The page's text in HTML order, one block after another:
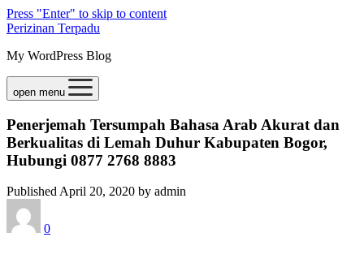
Press "Enter" to skip to content
Perizinan Terpadu
My WordPress Blog
open menu
Penerjemah Tersumpah Bahasa Arab Akurat dan
Berkualitas di Lemah Duhur Kabupaten Bogor,
Hubungi 0877 2768 8883
Published April 20, 2020 by admin
0